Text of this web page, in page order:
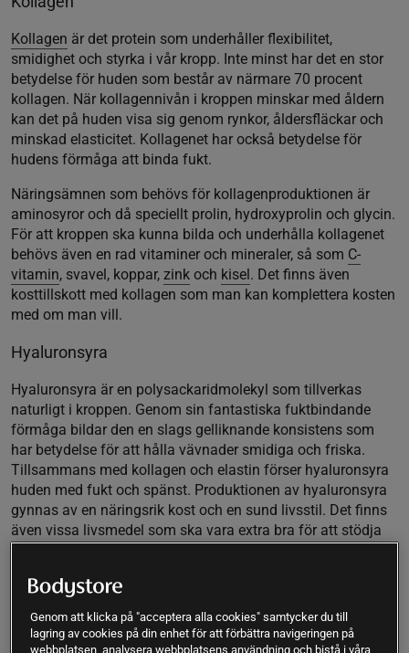
Kollagen är det protein som underhåller flexibilitet,
smidighet och styrka i vår kropp. Inte minst har det en stor
betydelse för huden som består av närmare 70 procent
kollagen. När kollagennivån i kroppen minskar med åldern
kan det på huden visa sig genom rynkor, åldersfläckar och
minskad elasticitet. Kollagenet har också betydelse för
hudens förmåga att binda fukt.
Näringsämnen som behövs för kollagenproduktionen är
aminosyror och då speciellt prolin, hydroxyprolin och glycin.
För att kroppen ska kunna bilda och underhålla kollagenet
behövs även en rad vitaminer och mineraler, så som C-
vitamin, svavel, koppar, zink och kisel. Det finns även
kosttillskott med kollagen som man kan komplettera kosten
med om man vill.
Hyaluronsyra
Hyaluronsyra är en polysackaridmolekyl som tillverkas
naturligt i kroppen. Genom sin fantastiska fuktbindande
förmåga bildar den en slags gelliknande konsistens som
har betydelse för att hålla vävnader smidiga och friska.
Tillsammans med kollagen och elastin förser hyaluronsyra
huden med fukt och spänst. Produktionen av hyaluronsyra
gynnas av en näringsrik kost och en sund livsstil. Det finns
även vissa livsmedel som ska vara extra bra för att stödja
Precis som med kollagen så avtar kroppens förmåga att
tillverka hyaluronsyra med åldern. Hyaluronsyra ingår ofta i
kosttillskott ämnade för huden, inte sällan tillsammans med
Genom att klicka på "acceptera alla cookies" samtycker du till
lagring av cookies på din enhet för att förbättra navigeringen på
webbplatsen, analysera webbplatsens användning och bistå i våra